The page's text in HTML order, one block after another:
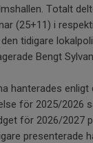
Totalt
(25+11) i
tidigare
Bengt
hanterades enligt
för 2025/2026
för 2026/2027
presenterade